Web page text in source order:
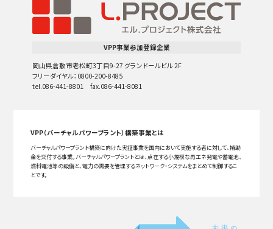
VPP事業参加登録企業
岡山県倉敷市老松町3丁目9-27 グランドールビル 2F
フリーダイヤル：0800-200-8485
tel.086-441-8801 fax.086-441-8081
VPP（バーチャルパワープラント）構築事業とは
バーチャルパワープラント構築に向けた実証事業を国内において実施する者に対して、補助
金を交付する事業。バーチャルパワープラントとは、点在する小規模な再エネ発電や蓄電池、
燃料電池等の設備と、電力の需要を管理するネットワーク・システムをまとめて制御するこ
とです。